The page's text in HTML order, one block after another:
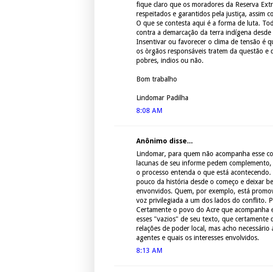
fique claro que os moradores da Reserva
respeitados e garantidos pela justiça, assim
O que se contesta aqui é a forma de luta.
contra a demarcação da terra indígena
Insentivar ou favorecer o clima de tensão é
os òrgãos responsáveis tratem da questão e
pobres, indios ou não.
Bom trabalho
Lindomar Padilha
8:08 AM
Anônimo disse...
Lindomar, para quem não acompanha esse
lacunas de seu informe pedem
o processo entenda o que está
pouco da história desde o começo e deixar
envonvidos. Quem, por exemplo, está
voz privilegiada a um dos lados do conflito.
Certamente o povo do Acre que acompanha
esses "vazios" de seu texto, que certamente
relações de poder local, mas acho
agentes e quais os interesses envolvidos.
8:13 AM